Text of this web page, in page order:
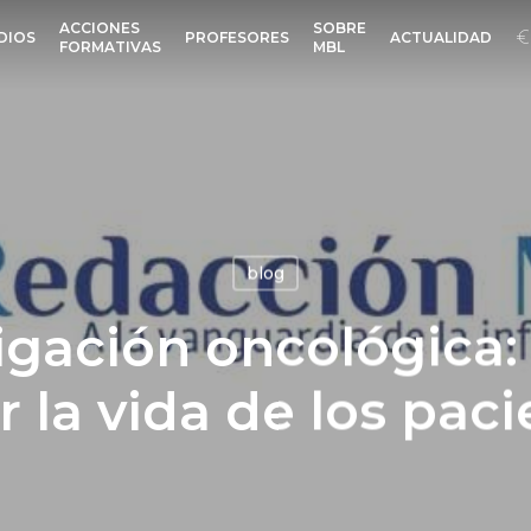
ACCIONES
FORMATIVAS
PROFESORES
SOBRE
MBL
ACTUALIDAD
blog
la vida de los